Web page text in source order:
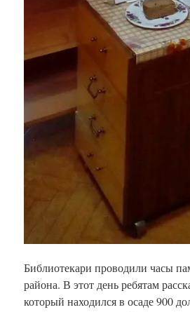
Библиотекари проводили часы
района. В этот день ребятам
который находился в осаде 900